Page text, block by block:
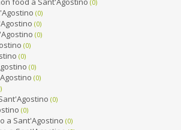
(0)
(0)
(0)
(0)
(0)
(0)
(0)
(0)
(0)
(0)
a Sant'Agostino (0)